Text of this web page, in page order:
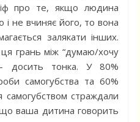
про те, якщо людина
і не вчиняє його, то вона
залякати інших.
грань між “думаю/хочу
досить тонка. У 80%
самогубства та 60%
самогубством страждали
ваша дитина говорить